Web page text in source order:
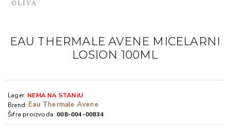
EAU THERMALE AVENE MICELARNI
LOSION 100ML
Lager: NEMA NA STANJU
Brend: Eau Thermale Avene
Šifra proizvoda: 008-004-00834